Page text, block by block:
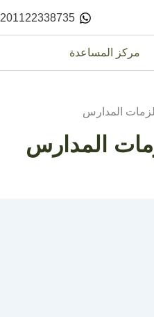
201122338735
مركز المساعدة
المدارس
المدارس